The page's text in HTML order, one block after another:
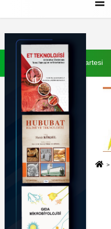
8 Ağustos 2026, Cumartesi